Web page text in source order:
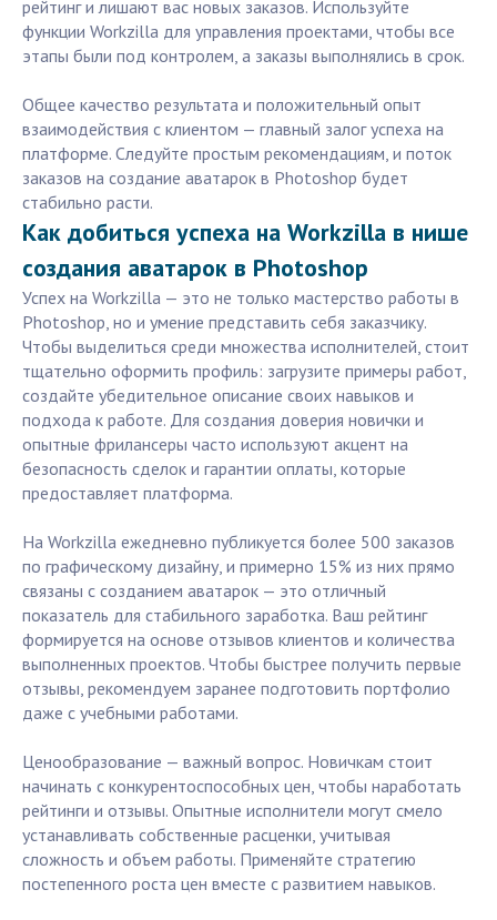
рейтинг и лишают вас новых заказов. Используйте
функции Workzilla для управления проектами, чтобы все
этапы были под контролем, а заказы выполнялись в срок.
Общее качество результата и положительный опыт
взаимодействия с клиентом — главный залог успеха на
платформе. Следуйте простым рекомендациям, и поток
заказов на создание аватарок в Photoshop будет
стабильно расти.
Как добиться успеха на Workzilla в нише
создания аватарок в Photoshop
Успех на Workzilla — это не только мастерство работы в
Photoshop, но и умение представить себя заказчику.
Чтобы выделиться среди множества исполнителей, стоит
тщательно оформить профиль: загрузите примеры работ,
создайте убедительное описание своих навыков и
подхода к работе. Для создания доверия новички и
опытные фрилансеры часто используют акцент на
безопасность сделок и гарантии оплаты, которые
предоставляет платформа.
На Workzilla ежедневно публикуется более 500 заказов
по графическому дизайну, и примерно 15% из них прямо
связаны с созданием аватарок — это отличный
показатель для стабильного заработка. Ваш рейтинг
формируется на основе отзывов клиентов и количества
выполненных проектов. Чтобы быстрее получить первые
отзывы, рекомендуем заранее подготовить портфолио
даже с учебными работами.
Ценообразование — важный вопрос. Новичкам стоит
начинать с конкурентоспособных цен, чтобы наработать
рейтинги и отзывы. Опытные исполнители могут смело
устанавливать собственные расценки, учитывая
сложность и объем работы. Применяйте стратегию
постепенного роста цен вместе с развитием навыков.